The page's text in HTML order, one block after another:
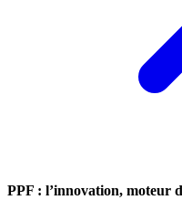
PPF : l’innovation, moteur